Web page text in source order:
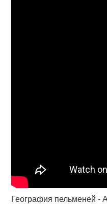
География пельменей -